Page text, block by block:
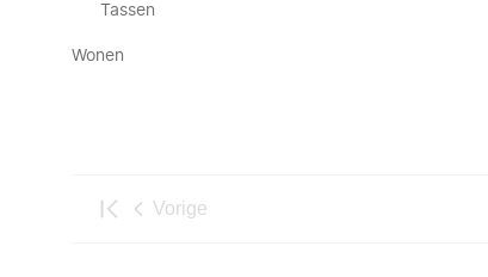
Tassen
Wonen
Vorige